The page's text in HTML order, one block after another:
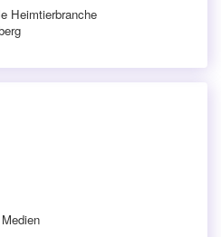
Heimtierbranche